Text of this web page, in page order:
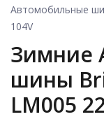
Автомобильные
104V
Зимние
шины
LM005